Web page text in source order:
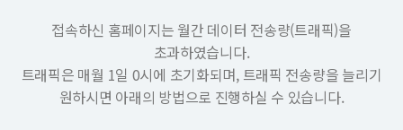
접속하신 홈페이지는 월간 데이터 전송량(트래픽)을
초과하였습니다.
트래픽은 매월 1일 0시에 초기화되며, 트래픽 전송량을 늘리기
원하시면 아래의 방법으로 진행하실 수 있습니다.